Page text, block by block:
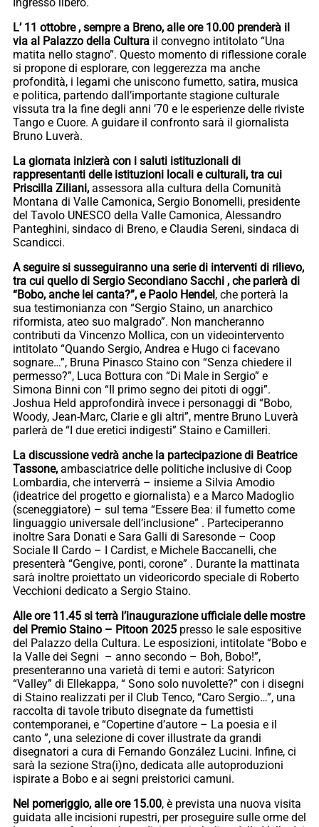
L’ 11 ottobre , sempre a Breno, alle ore 10.00 prenderà il
via al Palazzo della Cultura il convegno intitolato “Una
matita nello stagno”. Questo momento di riflessione corale
si propone di esplorare, con leggerezza ma anche
profondità, i legami che uniscono fumetto, satira, musica
e politica, partendo dall’importante stagione culturale
vissuta tra la fine degli anni ’70 e le esperienze delle riviste
Tango e Cuore. A guidare il confronto sarà il giornalista
Bruno Luverà.
La giornata inizierà con i saluti istituzionali di
rappresentanti delle istituzioni locali e culturali, tra cui
Priscilla Ziliani, assessora alla cultura della Comunità
Montana di Valle Camonica, Sergio Bonomelli, presidente
del Tavolo UNESCO della Valle Camonica, Alessandro
Panteghini, sindaco di Breno, e Claudia Sereni, sindaca di
Scandicci.
A seguire si susseguiranno una serie di interventi di rilievo,
tra cui quello di Sergio Secondiano Sacchi , che parlerà di
“Bobo, anche lei canta?”, e Paolo Hendel, che porterà la
sua testimonianza con “Sergio Staino, un anarchico
riformista, ateo suo malgrado”. Non mancheranno
contributi da Vincenzo Mollica, con un videointervento
intitolato “Quando Sergio, Andrea e Hugo ci facevano
sognare…”, Bruna Pinasco Staino con “Senza chiedere il
permesso?”, Luca Bottura con “Di Male in Sergio” e
Simona Binni con “Il primo segno dei pitoti di oggi”.
Joshua Held approfondirà invece i personaggi di “Bobo,
Woody, Jean-Marc, Clarie e gli altri”, mentre Bruno Luverà
parlerà de “I due eretici indigesti” Staino e Camilleri.
La discussione vedrà anche la partecipazione di Beatrice
Tassone, ambasciatrice delle politiche inclusive di Coop
Lombardia, che interverrà – insieme a Silvia Amodio
(ideatrice del progetto e giornalista) e a Marco Madoglio
(sceneggiatore) – sul tema “Essere Bea: il fumetto come
linguaggio universale dell’inclusione” . Parteciperanno
inoltre Sara Donati e Sara Galli di Saresonde – Coop
Sociale Il Cardo – I Cardist, e Michele Baccanelli, che
presenterà “Gengive, ponti, corone” . Durante la mattinata
sarà inoltre proiettato un videoricordo speciale di Roberto
Vecchioni dedicato a Sergio Staino.
Alle ore 11.45 si terrà l’inaugurazione ufficiale delle mostre
del Premio Staino – Pitoon 2025 presso le sale espositive
del Palazzo della Cultura. Le esposizioni, intitolate “Bobo e
la Valle dei Segni – anno secondo – Boh, Bobo!”,
presenteranno una varietà di temi e autori: Satyricon
“Valley” di Ellekappa, “ Sono solo nuvolette?” con i disegni
di Staino realizzati per il Club Tenco, “Caro Sergio…”, una
raccolta di tavole tributo disegnate da fumettisti
contemporanei, e “Copertine d’autore – La poesia e il
canto ”, una selezione di cover illustrate da grandi
disegnatori a cura di Fernando González Lucini. Infine, ci
sarà la sezione Stra(i)no, dedicata alle autoproduzioni
ispirate a Bobo e ai segni preistorici camuni.
Nel pomeriggio, alle ore 15.00, è prevista una nuova visita
guidata alle incisioni rupestri, per proseguire sulle orme del